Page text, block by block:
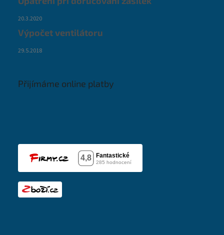
20.3.2020
Výpočet ventilátoru
29.5.2018
Přijímáme online platby